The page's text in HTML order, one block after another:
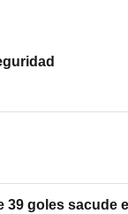
39 goles sacude